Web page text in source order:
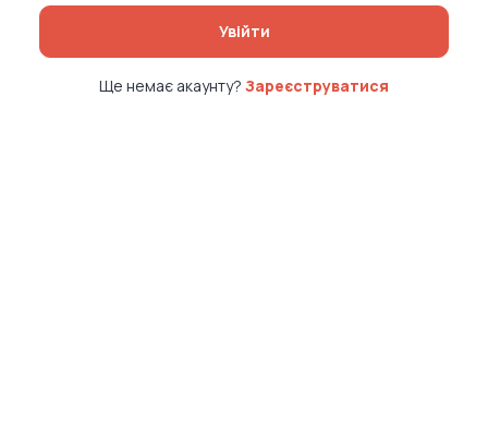
Увійти
Ще немає акаунту? Зареєструватися